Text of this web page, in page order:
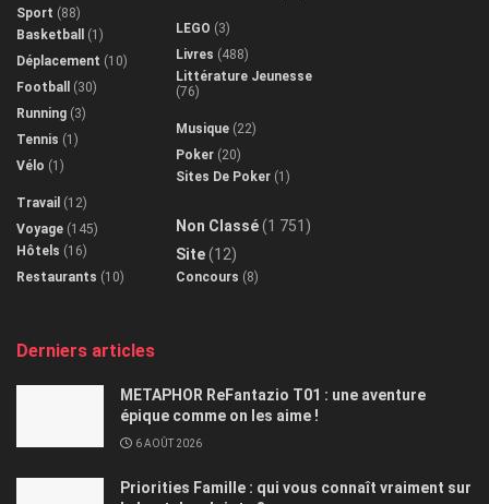
Sport (88)
Basketball
(1)
Déplacement (10)
Football
(30)
Running (3)
Tennis (1)
Vélo (1)
Travail (12)
Voyage (145)
Hôtels (16)
Restaurants (10)
LEGO (3)
Livres (488)
Littérature Jeunesse
(76)
Musique (22)
Poker (20)
Sites De Poker (1)
Non Classé(1 751)
Site(12)
Concours (8)
Derniers articles
METAPHOR ReFantazio T01 : une aventure
épique comme on les aime !
6 AOÛT 2026
Priorities Famille : qui vous connaît vraiment sur